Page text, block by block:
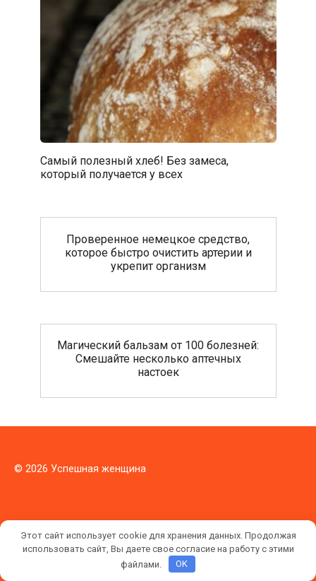
Самый полезный хлеб! Без замеса,
который получается у всех
Проверенное немецкое средство,
которое быстро очистить артерии и
укрепит организм
Магический бальзам от 100 болезней:
Смешайте несколько аптечных
настоек
© 2026 Успешная женщина
Этот сайт использует cookie для хранения данных. Продолжая
использовать сайт, Вы даете свое согласие на работу с этими
файлами.
OK